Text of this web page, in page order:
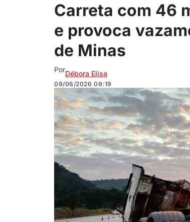
Carreta com 46
e provoca
de Minas
PorDébora Elisa
09/06/2026 09:19